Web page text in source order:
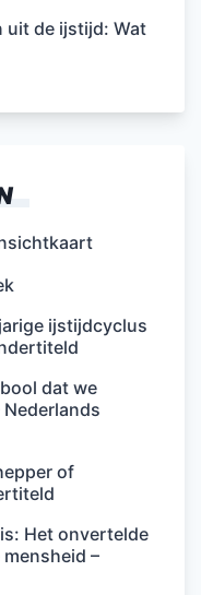
uit de ijstijd: Wat
ijstijdcyclus
dat we
of
Het onvertelde
–